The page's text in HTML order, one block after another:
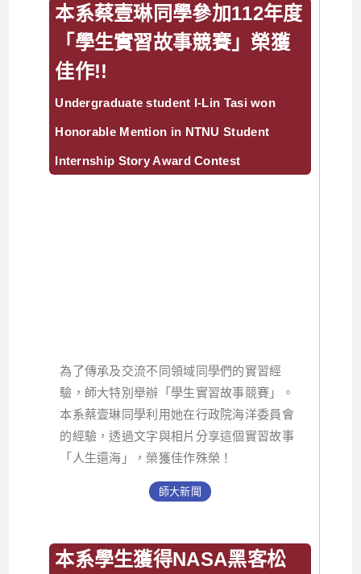
本系蔡壹琳同學參加112年度
「學生實習故事競賽」榮獲
佳作!!
Undergraduate student I-Lin Tasi won
Honorable Mention in NTNU Student
Internship Story Award Contest
為了傳承及交流不同領域同學們的實習經
驗，師大特別舉辦「學生實習故事競賽」。
本系蔡壹琳同學利用她在行政院海洋委員會
的經驗，透過文字與相片分享這個實習故事
「人生還海」，榮獲佳作殊榮！
師大新聞
本系學生獲得NASA黑客松